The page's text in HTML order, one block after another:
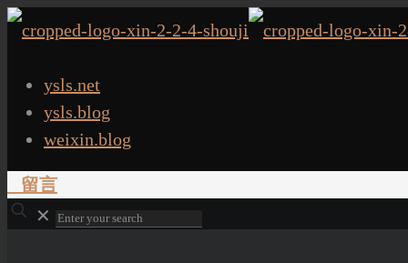
ysls.net
ysls.blog
weixin.blog
留言
✕